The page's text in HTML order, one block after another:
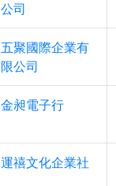
公司
五聚國際企業有
限公司
金昶電子行
運禧文化企業社